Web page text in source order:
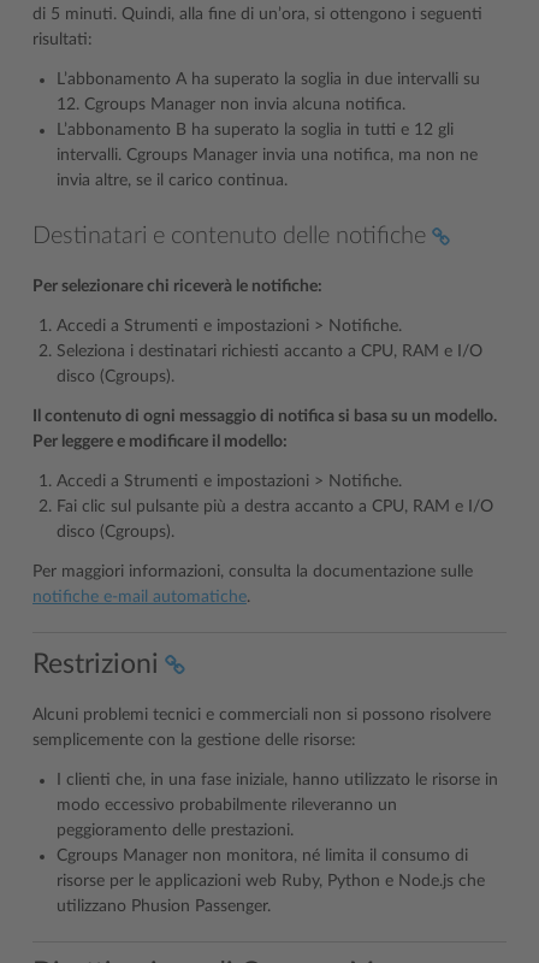
di 5 minuti. Quindi, alla fine di un’ora, si ottengono i seguenti
risultati:
L’abbonamento A ha superato la soglia in due intervalli su
12. Cgroups Manager non invia alcuna notifica.
L’abbonamento B ha superato la soglia in tutti e 12 gli
intervalli. Cgroups Manager invia una notifica, ma non ne
invia altre, se il carico continua.
Destinatari e contenuto delle notifiche
Per selezionare chi riceverà le notifiche:
Accedi a Strumenti e impostazioni > Notifiche.
Seleziona i destinatari richiesti accanto a CPU, RAM e I/O
disco (Cgroups).
Il contenuto di ogni messaggio di notifica si basa su un modello.
Per leggere e modificare il modello:
Accedi a Strumenti e impostazioni > Notifiche.
Fai clic sul pulsante più a destra accanto a CPU, RAM e I/O
disco (Cgroups).
Per maggiori informazioni, consulta la documentazione sulle
notifiche e-mail automatiche.
Restrizioni
Alcuni problemi tecnici e commerciali non si possono risolvere
semplicemente con la gestione delle risorse:
I clienti che, in una fase iniziale, hanno utilizzato le risorse in
modo eccessivo probabilmente rileveranno un
peggioramento delle prestazioni.
Cgroups Manager non monitora, né limita il consumo di
risorse per le applicazioni web Ruby, Python e Node.js che
utilizzano Phusion Passenger.